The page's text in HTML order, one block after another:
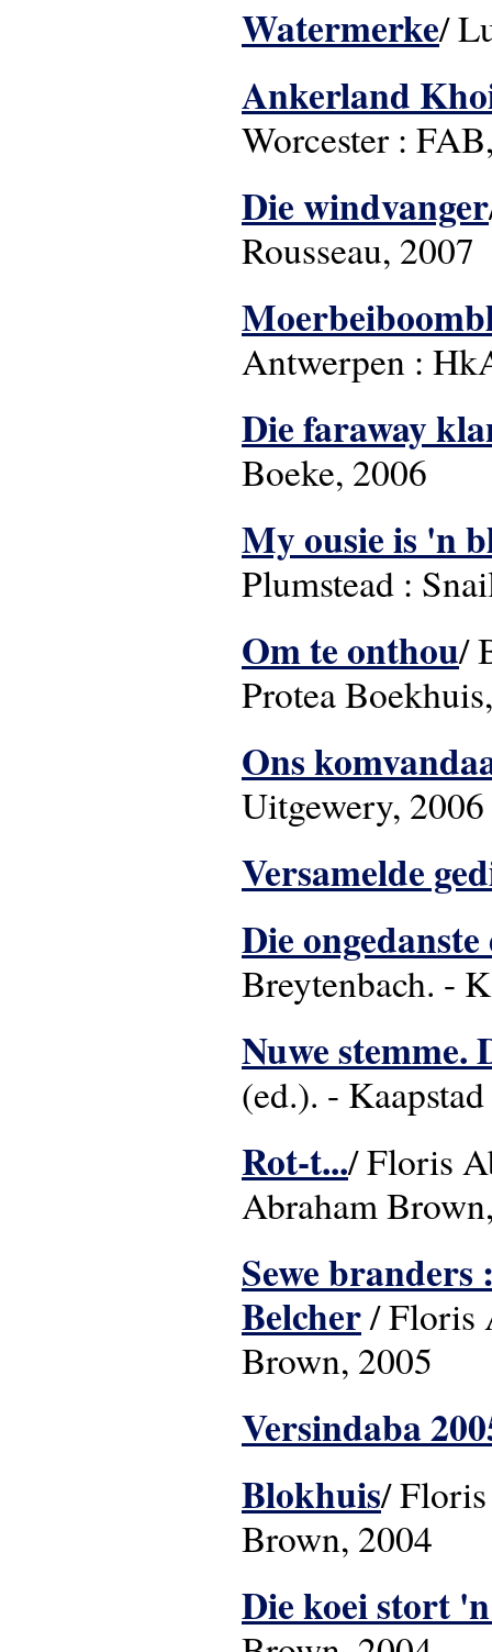
Watermerke/
Ankerland
Worcester :
Die windvanger
Rousseau, 2007
Antwerpen :
Die faraway
Boeke, 2006
My ousie is 'n
Plumstead :
Om te onthou/
Protea
Ons
Uitgewery, 2006
Versamelde
Die
Breytenbach. -
Nuwe stemme.
(ed.). -
Rot-t.../ Floris
Abraham
Sewe
Belcher/ Floris
Brown, 2005
Versindaba
Blokhuis/
Brown, 2004
Die koei stort